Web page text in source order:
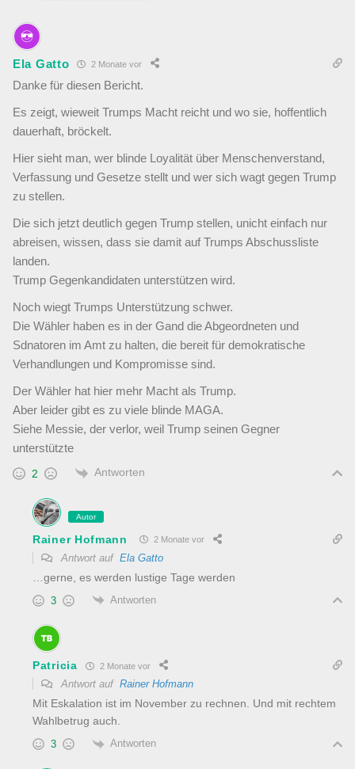
Ela Gatto 2 Monate vor
Danke für diesen Bericht.
Es zeigt, wieweit Trumps Macht reicht und wo sie, hoffentlich
dauerhaft, bröckelt.
Hier sieht man, wer blinde Loyalität über Menschenverstand,
Verfassung und Gesetze stellt und wer sich wagt gegen Trump
zu stellen.
Die sich jetzt deutlich gegen Trump stellen, unicht einfach nur
abreisen, wissen, dass sie damit auf Trumps Abschussliste
landen.
Trump Gegenkandidaten unterstützen wird.
Noch wiegt Trumps Unterstützung schwer.
Die Wähler haben es in der Gand die Abgeordneten und
Sdnatoren im Amt zu halten, die bereit für demokratische
Verhandlungen und Kompromisse sind.
Der Wähler hat hier mehr Macht als Trump.
Aber leider gibt es zu viele blinde MAGA.
Siehe Messie, der verlor, weil Trump seinen Gegner
unterstützte
2 Antworten
Autor
Rainer Hofmann 2 Monate vor
Antwort auf Ela Gatto
…gerne, es werden lustige Tage werden
3 Antworten
Patricia 2 Monate vor
Antwort auf Rainer Hofmann
Mit Eskalation ist im November zu rechnen. Und mit rechtem
Wahlbetrug auch.
3 Antworten